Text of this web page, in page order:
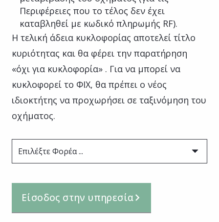
Περιφέρειες που το τέλος δεν έχει
καταβληθεί με κωδικό πληρωμής RF).
Η τελική άδεια κυκλοφορίας αποτελεί τίτλο
κυριότητας και θα φέρει την παρατήρηση
«όχι για κυκλοφορία» . Για να μπορεί να
κυκλοφορεί το ΦΙΧ, θα πρέπει ο νέος
ιδιοκτήτης να προχωρήσει σε ταξινόμηση του
οχήματος.
Επιλέξτε Φορέα ...
Είσοδος στην υπηρεσία